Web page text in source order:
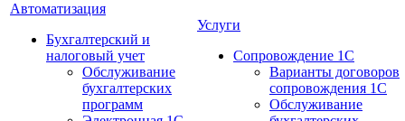
Автоматизация
Бухгалтерский и
налоговый учет
Обслуживание
бухгалтерских
программ
Услуги
Сопровождение 1С
Варианты договоров
сопровождения 1С
Обслуживание